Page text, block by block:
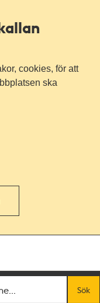
cookies, för att
ska
Sök